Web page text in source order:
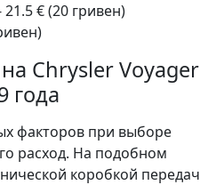
€ (20 гривен)
Chrysler Voyager
года
факторов при выборе
расход. На подобном
коробкой передач